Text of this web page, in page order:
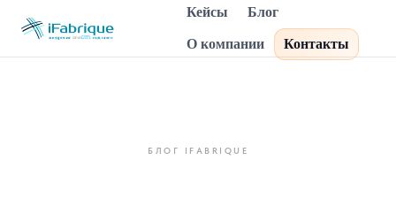
Кейсы Блог
О компании Контакты
БЛОГ IFABRIQUE